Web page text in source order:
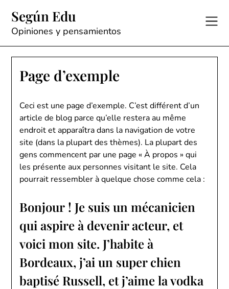
content
Según Edu
Opiniones y pensamientos
Page d’exemple
Ceci est une page d’exemple. C’est différent d’un
article de blog parce qu’elle restera au même
endroit et apparaîtra dans la navigation de votre
site (dans la plupart des thèmes). La plupart des
gens commencent par une page « À propos » qui
les présente aux personnes visitant le site. Cela
pourrait ressembler à quelque chose comme cela :
Bonjour ! Je suis un mécanicien
qui aspire à devenir acteur, et
voici mon site. J’habite à
Bordeaux, j’ai un super chien
baptisé Russell, et j’aime la vodka